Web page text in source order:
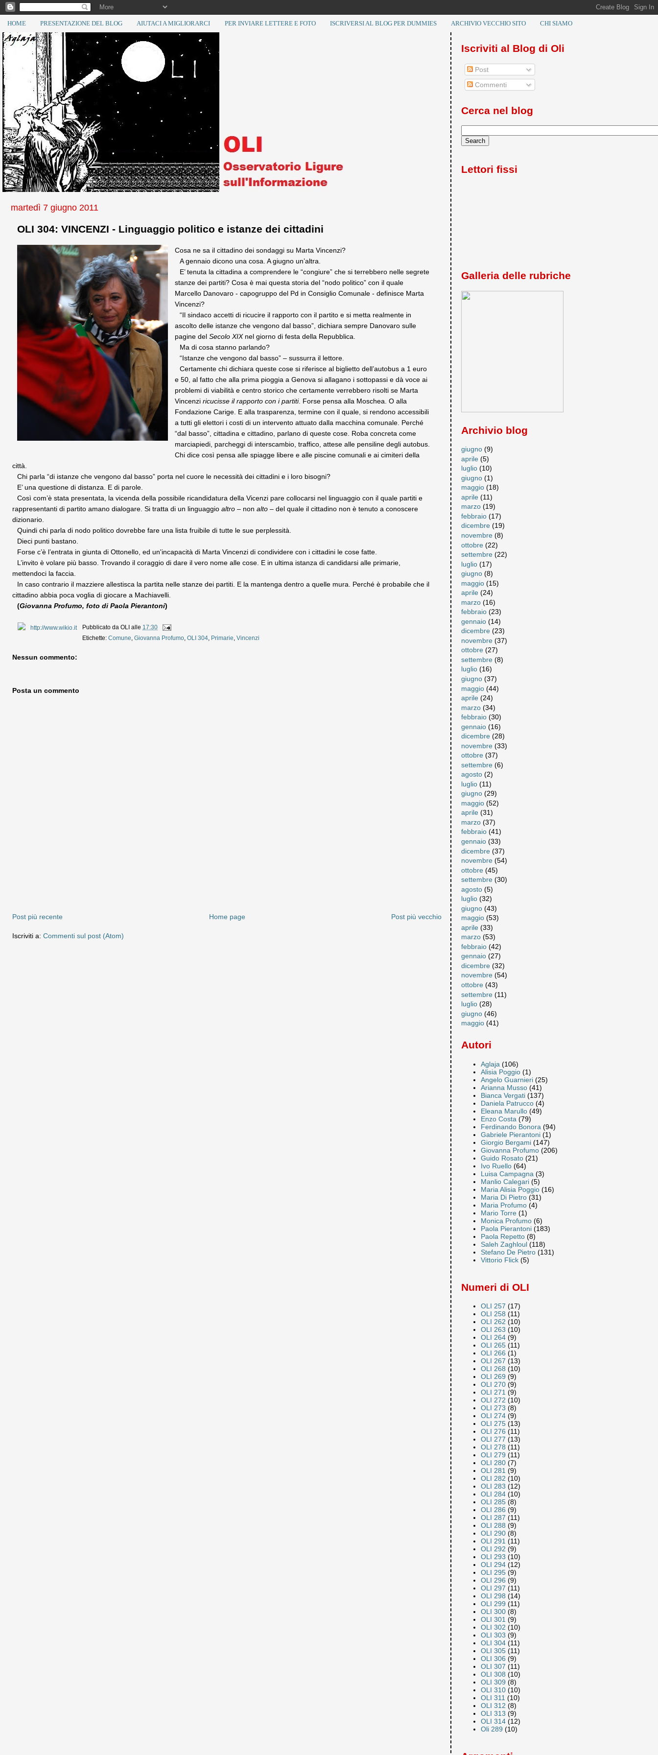
HOME PRESENTAZIONE DEL BLOG AIUTACI A MIGLIORARCI PER INVIARE LETTERE E FOTO ISCRIVERSI AL BLOG PER DUMMIES ARCHIVIO VECCHIO SITO CHI SIAMO
martedì 7 giugno 2011
OLI 304: VINCENZI - Linguaggio politico e istanze dei cittadini
Cosa ne sa il cittadino dei sondaggi su Marta Vincenzi?
A gennaio dicono una cosa. A giugno un’altra.
E’ tenuta la cittadina a comprendere le “congiure” che si terrebbero nelle segrete
stanze dei partiti? Cosa è mai questa storia del “nodo politico” con il quale
Marcello Danovaro - capogruppo del Pd in Consiglio Comunale - definisce Marta
Vincenzi?
“Il sindaco accetti di ricucire il rapporto con il partito e si metta realmente in
ascolto delle istanze che vengono dal basso”, dichiara sempre Danovaro sulle
pagine delSecolo XIX nel giorno di festa della Repubblica.
Ma di cosa stanno parlando?
“Istanze che vengono dal basso” – sussurra il lettore.
Certamente chi dichiara queste cose si riferisce al biglietto dell’autobus a 1 euro
e 50, al fatto che alla prima pioggia a Genova si allagano i sottopassi e dà voce ai
problemi di viabilità e centro storico che certamente verrebbero risolti se Marta
Vincenziricucisse il rapporto con i partiti. Forse pensa alla Moschea. O alla
Fondazione Carige. E alla trasparenza, termine con il quale, si rendono accessibili
a tutti gli elettori i costi di un intervento attuato dalla macchina comunale. Perché
“dal basso”, cittadina e cittadino, parlano di queste cose. Roba concreta come
marciapiedi, parcheggi di interscambio, traffico, attese alle pensiline degli autobus.
Chi dice così pensa alle spiagge libere e alle piscine comunali e ai cimiteri della
città.
Chi parla “di istanze che vengono dal basso” porta nel cuore le necessità dei cittadini e i loro bisogni?
E’ una questione di distanza. E di parole.
Così com’è stata presentata, la vicenda della possibile ricandidatura della Vicenzi pare collocarsi nel linguaggio con il quale partiti e
rappresentanti di partito amano dialogare. Si tratta di un linguaggio altro – non alto – del quale il cittadino non è tenuto a conoscere
dizionario.
Quindi chi parla di nodo politico dovrebbe fare una lista fruibile di tutte le sue perplessità.
Dieci punti bastano.
Forse c’è l’entrata in giunta di Ottonello, ed un'incapacità di Marta Vincenzi di condividere con i cittadini le cose fatte.
L’invito è volare più basso. Trovando il coraggio di dare il vero nome alle cose. E in ultima istanza di candidarsi alle primarie,
mettendoci la faccia.
In caso contrario il mazziere allestisca la partita nelle stanze dei partiti. E la mantenga dentro a quelle mura. Perché è probabile che il
cittadino abbia poca voglia di giocare a Machiavelli.
(Giovanna Profumo, foto di Paola Pierantoni)
Pubblicato daOLI alle 17:30
Etichette:Comune,Giovanna Profumo,OLI 304, Primarie,Vincenzi
Nessun commento:
Posta un commento
Post più recente Post più vecchio
Home page
Iscriviti a: Commenti sul post (Atom)
Iscriviti al Blog di Oli
Post
Commenti
Cerca nel blog
Lettori fissi
Galleria delle rubriche
Archivio blog
giugno (9)
aprile (5)
luglio (10)
giugno (1)
maggio (18)
aprile (11)
marzo (19)
febbraio (17)
dicembre (19)
novembre (8)
ottobre (22)
settembre (22)
luglio (17)
giugno (8)
maggio (15)
aprile (24)
marzo (16)
febbraio (23)
gennaio (14)
dicembre (23)
novembre (37)
ottobre (27)
settembre (8)
luglio (16)
giugno (37)
maggio (44)
aprile (24)
marzo (34)
febbraio (30)
gennaio (16)
dicembre (28)
novembre (33)
ottobre (37)
settembre (6)
agosto (2)
luglio (11)
giugno (29)
maggio (52)
aprile (31)
marzo (37)
febbraio (41)
gennaio (33)
dicembre (37)
novembre (54)
ottobre (45)
settembre (30)
agosto (5)
luglio (32)
giugno (43)
maggio (53)
aprile (33)
marzo (53)
febbraio (42)
gennaio (27)
dicembre (32)
novembre (54)
ottobre (43)
settembre (11)
luglio (28)
giugno (46)
maggio (41)
Autori
Aglaja (106)
Alisia Poggio (1)
Angelo Guarnieri (25)
Arianna Musso (41)
Bianca Vergati (137)
Daniela Patrucco (4)
Eleana Marullo (49)
Enzo Costa (79)
Ferdinando Bonora (94)
Gabriele Pierantoni (1)
Giorgio Bergami (147)
Giovanna Profumo (206)
Guido Rosato (21)
Ivo Ruello (64)
Luisa Campagna (3)
Manlio Calegari (5)
Maria Alisia Poggio (16)
Maria Di Pietro (31)
Maria Profumo (4)
Mario Torre (1)
Monica Profumo (6)
Paola Pierantoni (183)
Paola Repetto (8)
Saleh Zaghloul (118)
Stefano De Pietro (131)
Vittorio Flick (5)
Numeri di OLI
OLI 257 (17)
OLI 258 (11)
OLI 262 (10)
OLI 263 (10)
OLI 264 (9)
OLI 265 (11)
OLI 266 (1)
OLI 267 (13)
OLI 268 (10)
OLI 269 (9)
OLI 270 (9)
OLI 271 (9)
OLI 272 (10)
OLI 273 (8)
OLI 274 (9)
OLI 275 (13)
OLI 276 (11)
OLI 277 (13)
OLI 278 (11)
OLI 279 (11)
OLI 280 (7)
OLI 281 (9)
OLI 282 (10)
OLI 283 (12)
OLI 284 (10)
OLI 285 (8)
OLI 286 (9)
OLI 287 (11)
OLI 288 (9)
OLI 290 (8)
OLI 291 (11)
OLI 292 (9)
OLI 293 (10)
OLI 294 (12)
OLI 295 (9)
OLI 296 (9)
OLI 297 (11)
OLI 298 (14)
OLI 299 (11)
OLI 300 (8)
OLI 301 (9)
OLI 302 (10)
OLI 303 (9)
OLI 304 (11)
OLI 305 (11)
OLI 306 (9)
OLI 307 (11)
OLI 308 (10)
OLI 309 (8)
OLI 310 (10)
OLI 311 (10)
OLI 312 (8)
OLI 313 (9)
OLI 314 (12)
Oli 289 (10)